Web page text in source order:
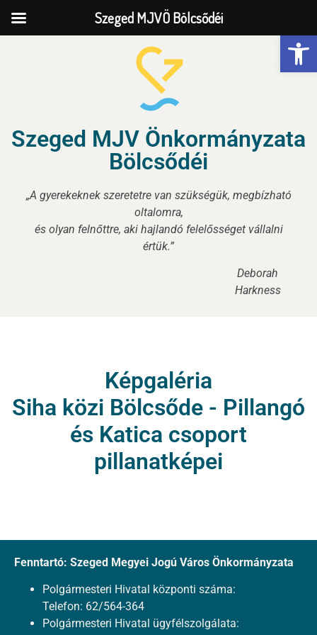
Szeged MJV Önkormányzata
Bölcsődéi
„A gyerekeknek szeretetre van szükségük, megbízható
oltalomra,
és olyan felnőttre, aki hajlandó felelősséget vállalni
értük.”
Deborah
Harkness
Képgaléria
Siha közi Bölcsőde - Pillangó
és Katica csoport
pillanatképei
Fenntartó: Szeged Megyei Jogú Város Önkormányzata
Polgármesteri Hivatal központi száma:
Telefon: 62/564-364
Polgármesteri Hivatal ügyfélszolgálata:
Szeged MJVÖ Bölcsődéi